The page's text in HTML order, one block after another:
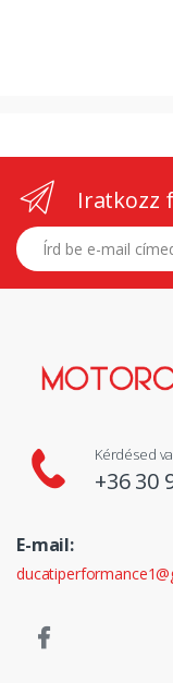
Iratkozz
E-mail címed
Kérdésed
+36 30
E-mail: